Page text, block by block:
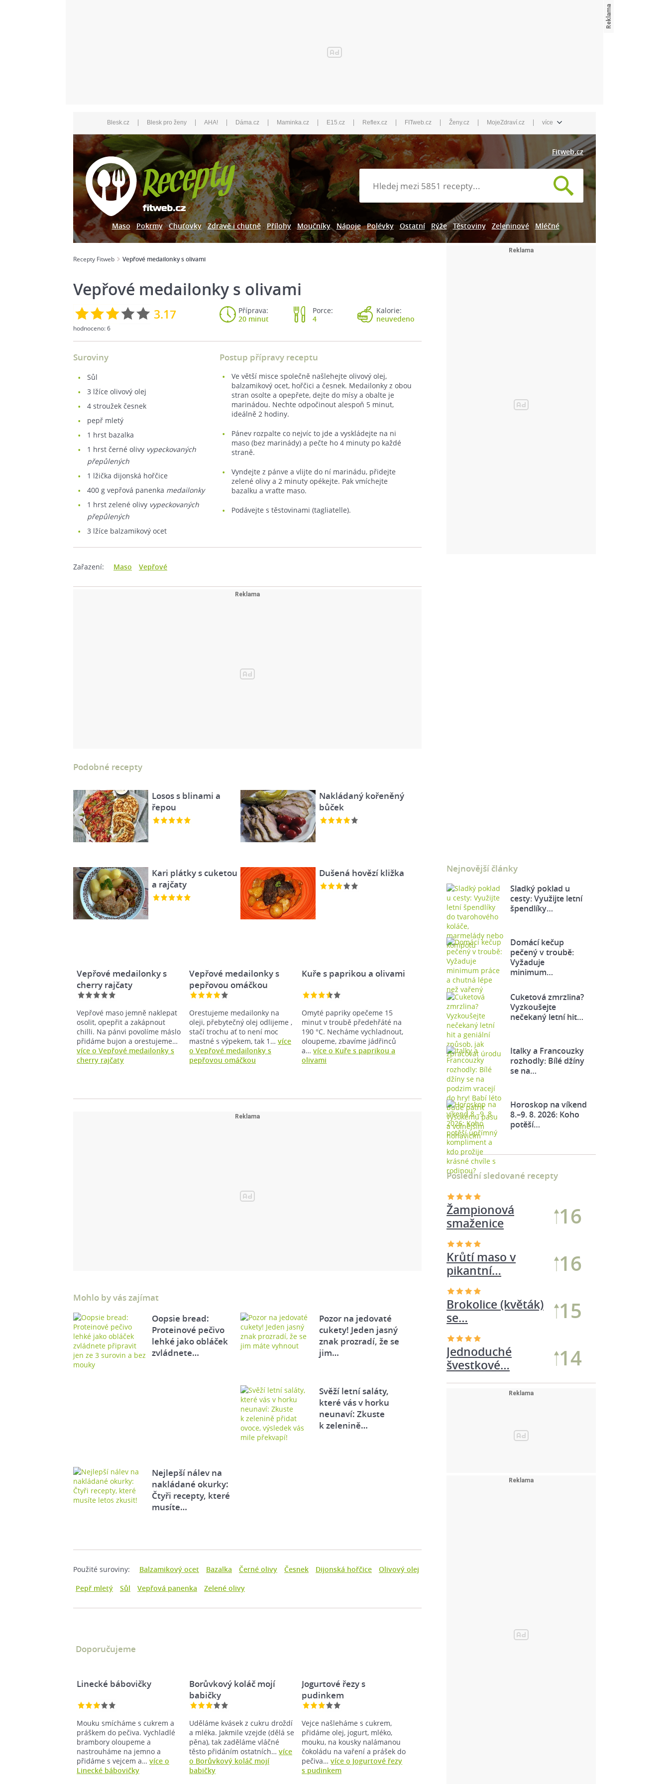
Blesk.cz | Blesk pro ženy | AHA! | Dáma.cz | Maminka.cz | E15.cz | Reflex.cz | FITweb.cz | Ženy.cz | MojeZdraví.cz | více
Fitweb.cz
Maso Pokrmy Chuťovky Zdravě i chutně Přílohy Moučníky Nápoje Polévky Ostatní Rýže Těstoviny Zeleninové Mléčné
Recepty Fitweb Vepřové medailonky s olivami
Vepřové medailonky s olivami
3.17
hodnoceno:6
Příprava:
20 minut
Porce:
4
Kalorie:
neuvedeno
Suroviny
sůl
3 lžíce olivový olej
4 stroužek česnek
pepř mletý
1 hrst bazalka
1 hrst černé olivy vypeckovaných
přepůlených
1 lžička dijonská hořčice
400 g vepřová panenka medailonky
1 hrst zelené olivy vypeckovaných
přepůlených
3 lžíce balzamikový ocet
Postup přípravy receptu
Ve větší misce společně našlehejte olivový olej,
balzamikový ocet, hořčici a česnek. Medailonky z obou
stran osolte a opepřete, dejte do mísy a obalte je
marinádou. Nechte odpočinout alespoň 5 minut,
ideálně 2 hodiny.
Pánev rozpalte co nejvíc to jde a vyskládejte na ni
maso (bez marinády) a pečte ho 4 minuty po každé
straně.
Vyndejte z pánve a vlijte do ní marinádu, přidejte
zelené olivy a 2 minuty opékejte. Pak vmíchejte
bazalku a vraťte maso.
Podávejte s těstovinami (tagliatelle).
Zařazení: Maso Vepřové
Podobné recepty
Losos s blinami a
řepou
Nakládaný kořeněný
bůček
Kari plátky s cuketou
a rajčaty
Dušená hovězí kližka
Vepřové medailonky s
cherry rajčaty
Vepřové maso jemně naklepat
osolit, opepřit a zakápnout
chilli. Na pánvi povolíme máslo
přidáme bujon a orestujeme…
více o Vepřové medailonky s
cherry rajčaty
Vepřové medailonky s
pepřovou omáčkou
Orestujeme medailonky na
oleji, přebytečný olej odlijeme ,
stačí trochu ať to není moc
mastné s výpekem, tak 1…více
o Vepřové medailonky s
pepřovou omáčkou
Kuře s paprikou a olivami
Omyté papriky opečeme 15
minut v troubě předehřáté na
190 °C. Necháme vychladnout,
oloupeme, zbavíme jádřinců
a…více o Kuře s paprikou a
olivami
Mohlo by vás zajímat
Oopsie bread:
Proteinové pečivo
lehké jako obláček
zvládnete…
Pozor na jedovaté
cukety! Jeden jasný
znak prozradí, že se
jim…
Svěží letní saláty,
které vás v horku
neunaví: Zkuste
k zelenině…
Nejlepší nálev na
nakládané okurky:
Čtyři recepty, které
musíte…
Použité suroviny: Balzamikový ocet Bazalka Černé olivy Česnek Dijonská hořčice
Olivový olej
Pepř mletý
Sůl Vepřová panenka Zelené olivy
Doporučujeme
Linecké bábovičky
Mouku smícháme s cukrem a
práškem do pečiva. Vychladlé
brambory oloupeme a
nastrouháme na jemno a
přidáme s vejcem a… více o
Linecké bábovičky
Borůvkový koláč mojí
babičky
Uděláme kvásek z cukru droždí
a mléka. Jakmile vzejde (dělá se
pěna), tak zaděláme vláčné
těsto přidáním ostatních…více
o Borůvkový koláč mojí
babičky
Jogurtové řezy s
pudinkem
Vejce našleháme s cukrem,
přidáme olej, jogurt, mléko,
mouku, na kousky nalámanou
čokoládu na vaření a prášek do
pečiva…více o Jogurtové řezy
s pudinkem
Nejnovější články
Sladký poklad u
cesty: Využijte letní
špendlíky…
Domácí kečup
pečený v troubě:
Vyžaduje
minimum…
Cuketová zmrzlina?
Vyzkoušejte
nečekaný letní hit…
Italky a Francouzky
rozhodly: Bílé džíny
se na…
Horoskop na víkend
8.–9. 8. 2026: Koho
potěší…
Poslední sledované recepty
Žampionová
smaženice
17
Krůtí maso v
pikantní…
16
Jednoduché
švestkové…
13
Brokolice (květák)
se…
15